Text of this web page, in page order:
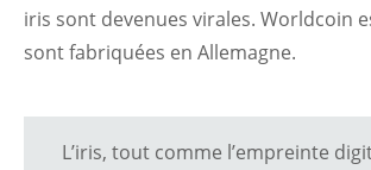
iris sont devenues virales. Worldcoin
sont fabriquées en Allemagne.
L’iris, tout comme l’empreinte